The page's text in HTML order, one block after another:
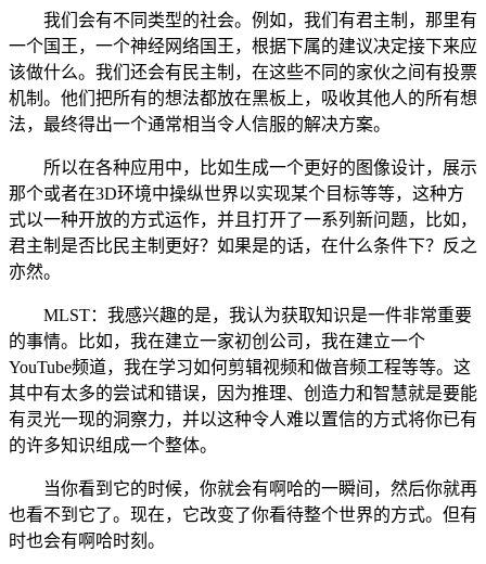
我们会有不同类型的社会。例如，我们有君主制，那里有
一个国王，一个神经网络国王，根据下属的建议决定接下来应
该做什么。我们还会有民主制，在这些不同的家伙之间有投票
机制。他们把所有的想法都放在黑板上，吸收其他人的所有想
法，最终得出一个通常相当令人信服的解决方案。
所以在各种应用中，比如生成一个更好的图像设计，展示
那个或者在3D环境中操纵世界以实现某个目标等等，这种方
式以一种开放的方式运作，并且打开了一系列新问题，比如，
君主制是否比民主制更好？如果是的话，在什么条件下？反之
亦然。
MLST：我感兴趣的是，我认为获取知识是一件非常重要
的事情。比如，我在建立一家初创公司，我在建立一个
YouTube频道，我在学习如何剪辑视频和做音频工程等等。这
其中有太多的尝试和错误，因为推理、创造力和智慧就是要能
有灵光一现的洞察力，并以这种令人难以置信的方式将你已有
的许多知识组成一个整体。
当你看到它的时候，你就会有啊哈的一瞬间，然后你就再
也看不到它了。现在，它改变了你看待整个世界的方式。但有
时也会有啊哈时刻。